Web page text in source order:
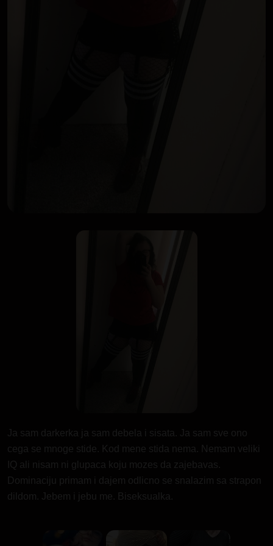
Ja sam darkerka ja sam debela i sisata. Ja sam sve ono
cega se mnoge stide. Kod mene stida nema. Nemam veliki
IQ ali nisam ni glupaca koju mozes da zajebavas.
Dominaciju primam i dajem odlicno se snalazim sa strapon
dildom. Jebem i jebu me. Biseksualka.